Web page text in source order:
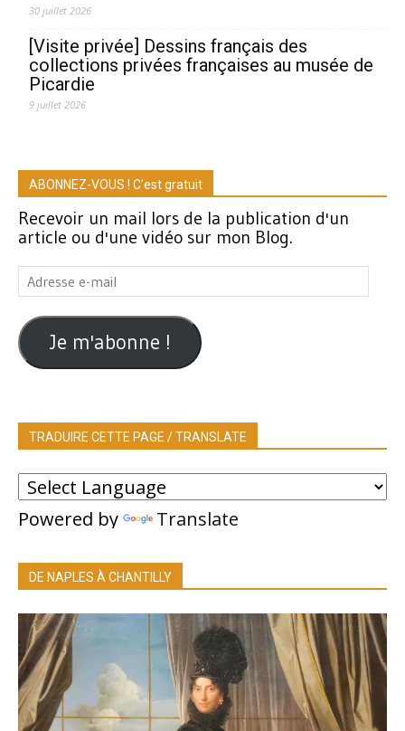
30 juillet 2026
[Visite privée] Dessins français des
collections privées françaises au musée de
Picardie
9 juillet 2026
ABONNEZ-VOUS ! C'est gratuit
Recevoir un mail lors de la publication d'un
article ou d'une vidéo sur mon Blog.
Adresse
e-
mail
Je m'abonne !
TRADUIRE CETTE PAGE / TRANSLATE
Powered by Translate
DE NAPLES À CHANTILLY